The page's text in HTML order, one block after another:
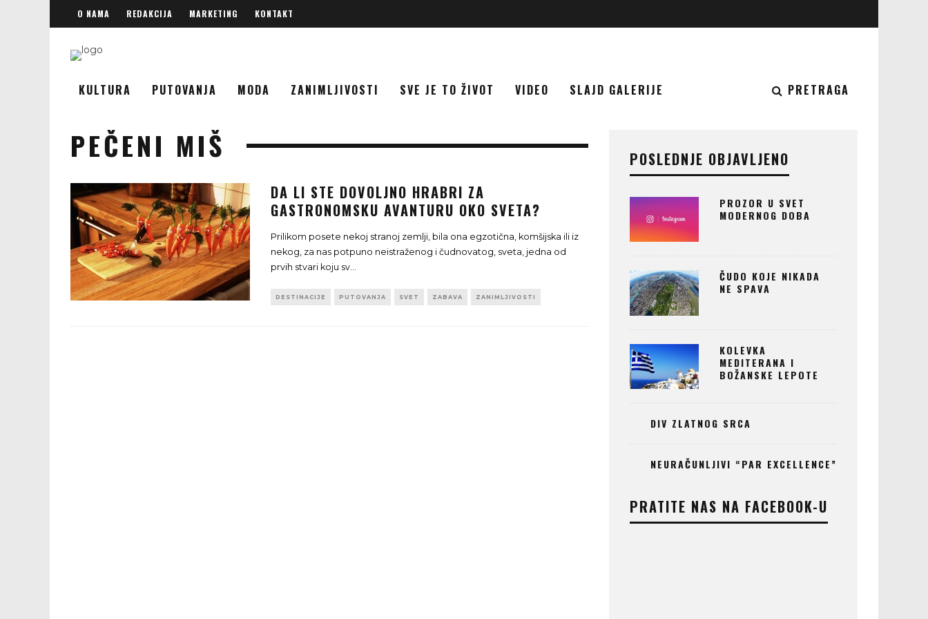
O NAMA REDAKCIJA MARKETING KONTAKT
KULTURA PUTOVANJA MODA ZANIMLJIVOSTI SVE JE TO ŽIVOT VIDEO SLAJD GALERIJE PRETRAGA
PEČENI MIŠ
DA LI STE DOVOLJNO HRABRI ZA
GASTRONOMSKU AVANTURU OKO SVETA?
Prilikom posete nekoj stranoj zemlji, bila ona egzotična, komšijska ili iz
nekog, za nas potpuno neistraženog i čudnovatog, sveta, jedna od
prvih stvari koju sv...
DESTINACIJE PUTOVANJA SVET ZABAVA ZANIMLJIVOSTI
POSLEDNJE OBJAVLJENO
PROZOR U SVET
MODERNOG DOBA
ČUDO KOJE NIKADA
NE SPAVA
KOLEVKA
MEDITERANA I
BOŽANSKE LEPOTE
DIV ZLATNOG SRCA
NEURAČUNLJIVI “PAR EXCELLENCE”
PRATITE NAS NA FACEBOOK-U